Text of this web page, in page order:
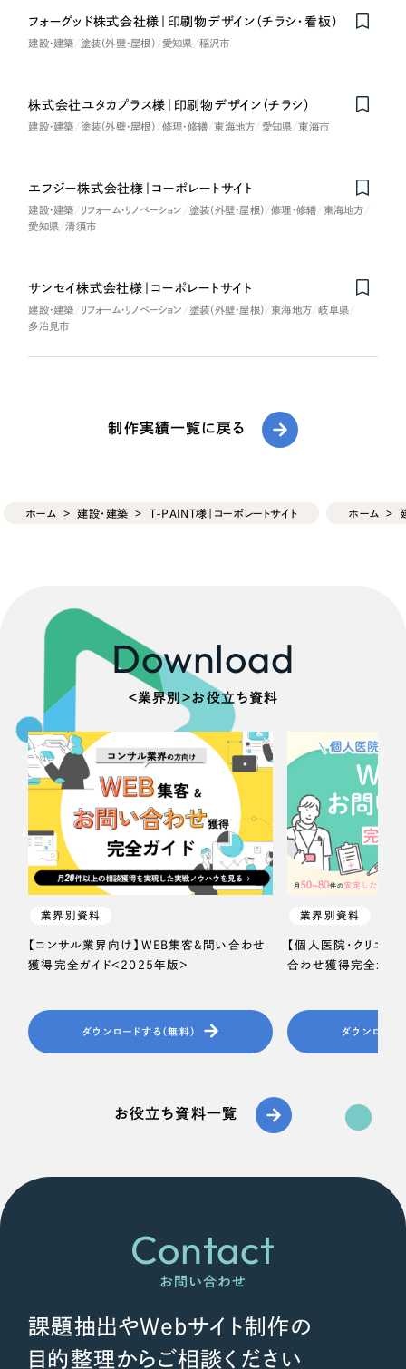
フォーグッド株式会社様｜印刷物デザイン（チラシ・看板）
建設・建築 塗装（外壁・屋根） 愛知県 稲沢市
株式会社ユタカプラス様｜印刷物デザイン（チラシ）
建設・建築 塗装（外壁・屋根） 修理・修繕 東海地方 愛知県 東海市
エフジー株式会社様｜コーポレートサイト
建設・建築 リフォーム・リノベーション 塗装（外壁・屋根） 修理・修繕
東海地方
愛知県
清須市
サンセイ株式会社様｜コーポレートサイト
建設・建築 リフォーム・リノベーション 塗装（外壁・屋根） 東海地方
岐阜県
多治見市
制作実績一覧に戻る
ホーム 建設・建築 T-PAINT様｜コーポレートサイト ホーム
Download
＜業界別＞お役立ち資料
業界別資料
【コンサル業界向け】WEB集客＆問い合わせ
獲得完全ガイド＜2025年版＞
ダウンロードする（無料）
業界別資料
【個人医院・クリニッ
合わせ獲得完全ガイ
ダウンロード
お役立ち資料一覧
Contact
お問い合わせ
課題抽出やWebサイト制作の
目的整理からご相談ください